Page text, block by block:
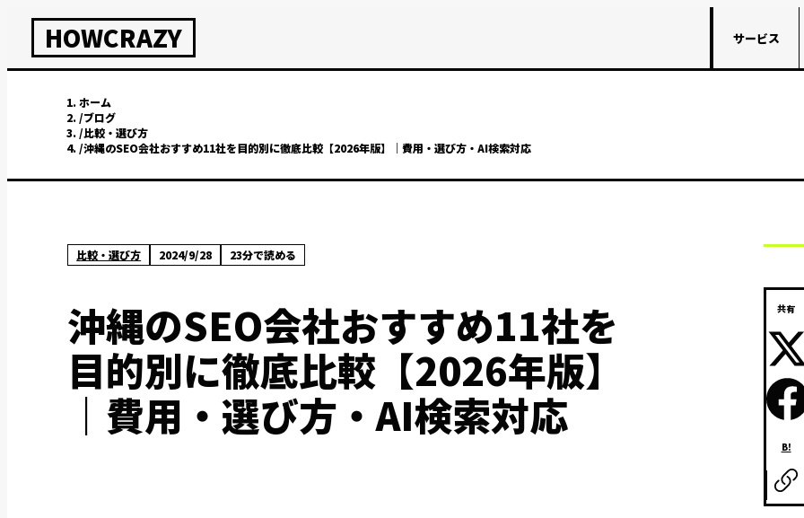
HOWCRAZY サービス
ホーム
/ブログ
/比較・選び方
/沖縄のSEO会社おすすめ11社を目的別に徹底比較【2026年版】｜費用・選び方・AI検索対応
比較・選び方 2024/9/28 23分で読める
沖縄のSEO会社おすすめ11社を
目的別に徹底比較【2026年版】
｜費用・選び方・AI検索対応
共有
B!